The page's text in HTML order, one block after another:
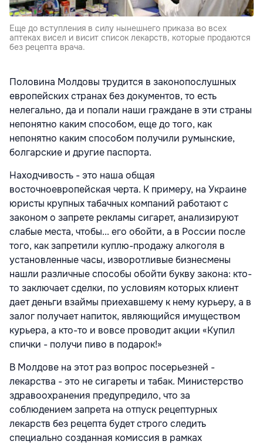
Еще до вступления в силу нынешнего приказа во всех
аптеках висел и висит список лекарств, которые продаются
без рецепта врача.
Половина Молдовы трудится в законопослушных
европейских странах без документов, то есть
нелегально, да и попали наши граждане в эти страны
непонятно каким способом, еще до того, как
непонятно каким способом получили румынские,
болгарские и другие паспорта.
Находчивость - это наша общая
восточноевропейская черта. К примеру, на Украине
юристы крупных табачных компаний работают с
законом о запрете рекламы сигарет, анализируют
слабые места, чтобы... его обойти, а в России после
того, как запретили куплю-продажу алкоголя в
установленные часы, изворотливые бизнесмены
нашли различные способы обойти букву закона: кто-
то заключает сделки, по условиям которых клиент
дает деньги взаймы приехавшему к нему курьеру, а в
залог получает напиток, являющийся имуществом
курьера, а кто-то и вовсе проводит акции «Купил
спички - получи пиво в подарок!»
В Молдове на этот раз вопрос посерьезней -
лекарства - это не сигареты и табак. Министерство
здравоохранения предупредило, что за
соблюдением запрета на отпуск рецептурных
лекарств без рецепта будет строго следить
специально созданная комиссия в рамках